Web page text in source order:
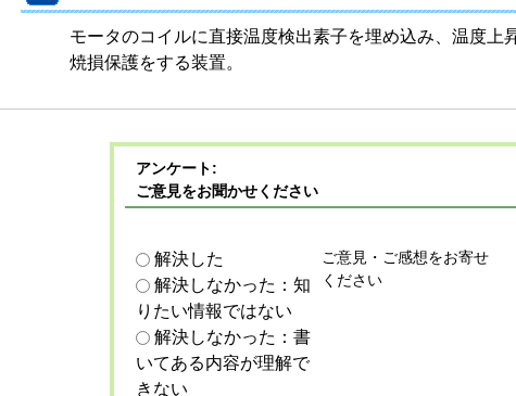
モータのコイルに直接温度検出素子を埋め込み、温度上
焼損保護をする装置。
アンケート:
ご意見をお聞かせください
解決した
解決しなかった：知
りたい情報ではない
解決しなかった：書
いてある内容が理解で
きない
ご意見・ご感想をお寄せ
ください